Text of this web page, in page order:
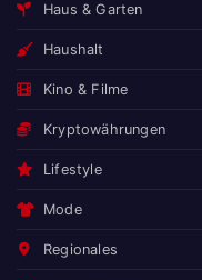
Haus & Garten
Haushalt
Kino & Filme
Kryptowährungen
Lifestyle
Mode
Regionales